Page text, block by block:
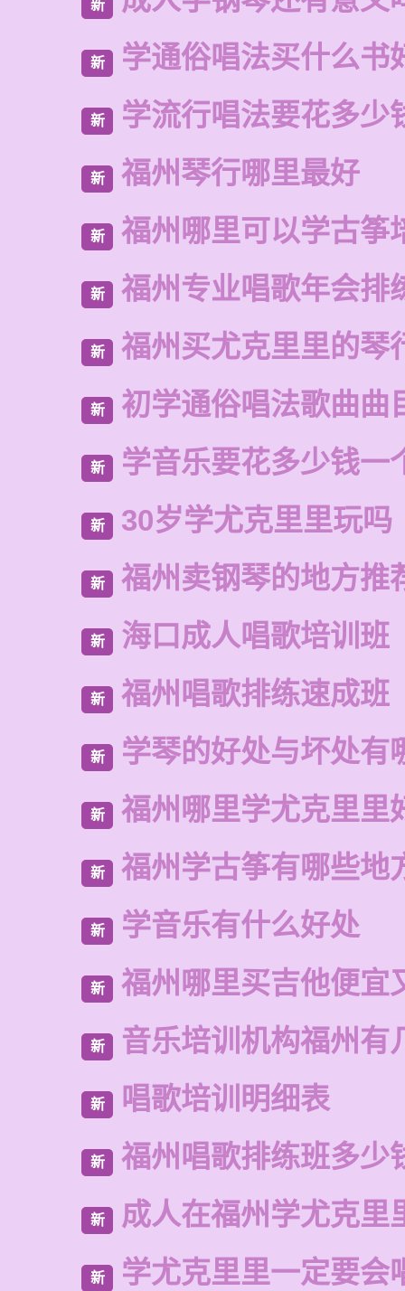
新
新 学通俗唱法买什么书
新 学流行唱法要花多少
新 福州琴行哪里最好
新 福州哪里可以学古筝
新 福州专业唱歌年会排
新 福州买尤克里里的琴
新 初学通俗唱法歌曲曲
新 学音乐要花多少钱一
新 30岁学尤克里里玩吗
新 福州卖钢琴的地方推
新 海口成人唱歌培训班
新 福州唱歌排练速成班
新 学琴的好处与坏处有
新 福州哪里学尤克里里
新 福州学古筝有哪些地
新 学音乐有什么好处
新 福州哪里买吉他便宜
新 音乐培训机构福州有
新 唱歌培训明细表
新 福州唱歌排练班多少
新 成人在福州学尤克里
新 学尤克里里一定要会